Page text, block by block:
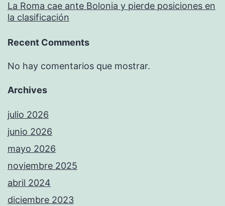
La Roma cae ante Bolonia y pierde posiciones en
la clasificación
Recent Comments
No hay comentarios que mostrar.
Archives
julio 2026
junio 2026
mayo 2026
noviembre 2025
abril 2024
diciembre 2023